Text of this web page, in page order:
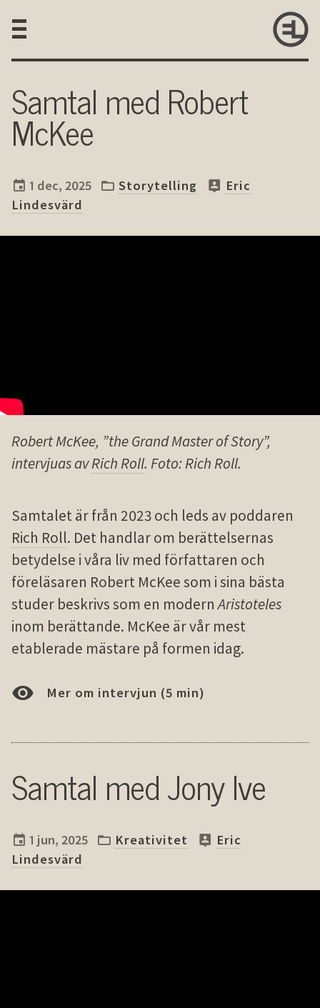
Samtal med Robert
McKee
1 dec, 2025 Storytelling
Eric
Lindesvärd
Robert McKee, ”the Grand Master of Story”,
intervjuas avRich Roll. Foto: Rich Roll.
Samtalet är från 2023 och leds av poddaren
Rich Roll. Det handlar om berättelsernas
betydelse i våra liv med författaren och
föreläsaren Robert McKee som i sina bästa
studer beskrivs som en modernAristoteles
inom berättande. McKee är vår mest
etablerade mästare på formen idag.
Mer om intervjun (5 min)
Samtal med Jony Ive
1 jun, 2025 Kreativitet
Eric
Lindesvärd